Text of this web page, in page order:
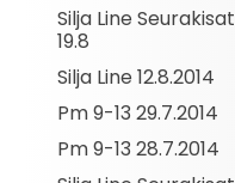
Silja Line Seurakisat
19.8
Silja Line 12.8.2014
Pm 9-13 29.7.2014
Pm 9-13 28.7.2014